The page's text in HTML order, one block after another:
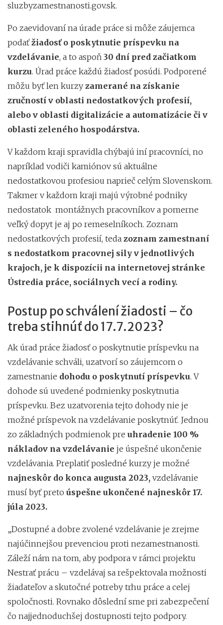
sluzbyzamestnanosti.gov.sk.
Po zaevidovaní na úrade práce si môže záujemca
podaťžiadosť o poskytnutie príspevku na
vzdelávanie, a to aspoň 30 dní pred začiatkom
kurzu. Úrad práce každú žiadosť posúdi. Podporené
môžu byť len kurzy zamerané na získanie
zručností v oblasti nedostatkových profesií,
alebo v oblasti digitalizácie a automatizácie či v
oblasti zeleného hospodárstva.
V každom kraji spravidla chýbajú iní pracovníci, no
napríklad vodiči kamiónov sú aktuálne
nedostatkovou profesiou naprieč celým Slovenskom.
Takmer v každom kraji majú výrobné podniky
nedostatok montážnych pracovníkov a pomerne
veľký dopyt je aj po remeselníkoch. Zoznam
nedostatkových profesií, teda zoznam zamestnaní
s nedostatkom pracovnej sily v jednotlivých
krajoch, je k dispozícii na internetovej stránke
Ústredia práce, sociálnych vecí a rodiny.
Postup po schválení žiadosti – čo
treba stihnúť do 17.7.2023?
Ak úrad práce žiadosť o poskytnutie príspevku na
vzdelávanie schváli, uzatvorí so záujemcom o
zamestnanie dohodu o poskytnutí príspevku. V
dohode sú uvedené podmienky poskytnutia
príspevku. Bez uzatvorenia tejto dohody nie je
možné príspevok na vzdelávanie poskytnúť. Jednou
zo základných podmienok pre uhradenie 100 %
nákladov na vzdelávanie je úspešné ukončenie
vzdelávania. Preplatiť posledné kurzy je možné
najneskôr do konca augusta 2023, vzdelávanie
musí byť preto úspešne ukončené najneskôr 17.
júla 2023.
„Dostupné a dobre zvolené vzdelávanie je zrejme
najúčinnejšou prevenciou proti nezamestnanosti.
Záleží nám na tom, aby podpora v rámci projektu
Nestrať prácu – vzdelávaj sa rešpektovala možnosti
žiadateľov a skutočné potreby trhu práce a celej
spoločnosti. Rovnako dôslední sme pri zabezpečení
čo najjednoduchšej dostupnosti tejto podpory.